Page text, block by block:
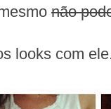
não
looks com